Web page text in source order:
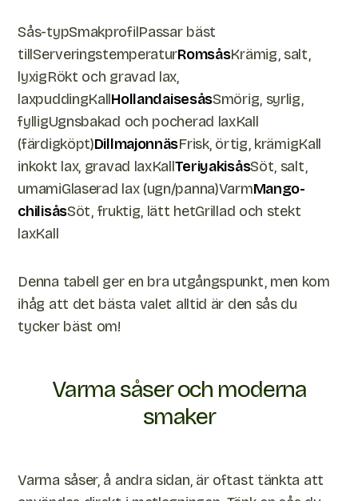
Sås-typSmakprofilPassar bäst
tillServeringstemperaturRomsåsKrämig, salt,
lyxigRökt och gravad lax,
laxpuddingKallHollandaisesåsSmörig, syrlig,
fylligUgnsbakad och pocherad laxKall
(färdigköpt)DillmajonnäsFrisk, örtig, krämigKall
inkokt lax, gravad laxKallTeriyakisåsSöt, salt,
umamiGlaserad lax (ugn/panna)VarmMango-
chilisåsSöt, fruktig, lätt hetGrillad och stekt
laxKall
Denna tabell ger en bra utgångspunkt, men kom
ihåg att det bästa valet alltid är den sås du
tycker bäst om!
Varma såser och moderna
smaker
Varma såser, å andra sidan, är oftast tänkta att